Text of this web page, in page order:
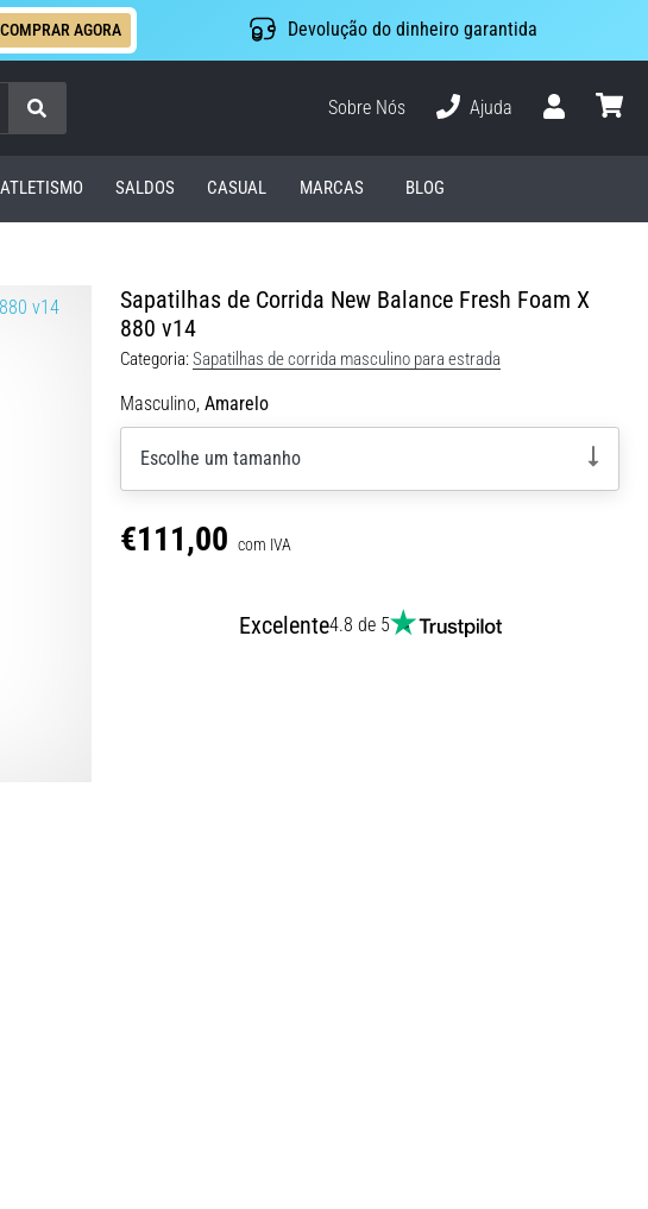
COMPRAR AGORA Devolução do dinheiro garantida
Procurar
Sobre Nós
Ajuda
ATLETISMO SALDOS CASUAL MARCAS BLOG
Sapatilhas de Corrida New Balance Fresh Foam X
880 v14
Categoria:Sapatilhas de corrida masculino para estrada
Masculino, Amarelo
Escolhe um tamanho
€111,00 com IVA
Excelente4.8 de 5